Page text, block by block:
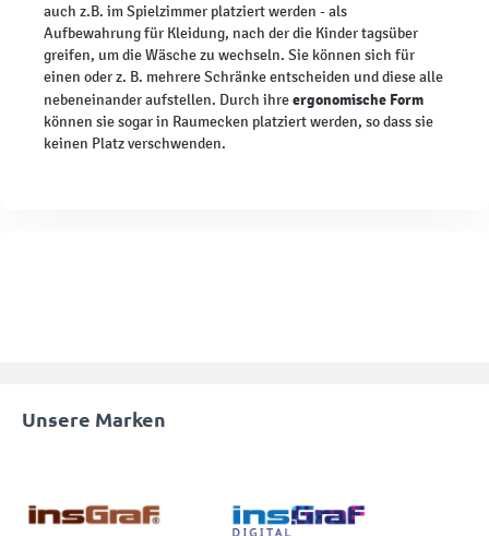
auch z.B. im Spielzimmer platziert werden - als
Aufbewahrung für Kleidung, nach der die Kinder tagsüber
greifen, um die Wäsche zu wechseln. Sie können sich für
einen oder z. B. mehrere Schränke entscheiden und diese alle
nebeneinander aufstellen. Durch ihreergonomische Form
können sie sogar in Raumecken platziert werden, so dass sie
keinen Platz verschwenden.
Unsere Marken